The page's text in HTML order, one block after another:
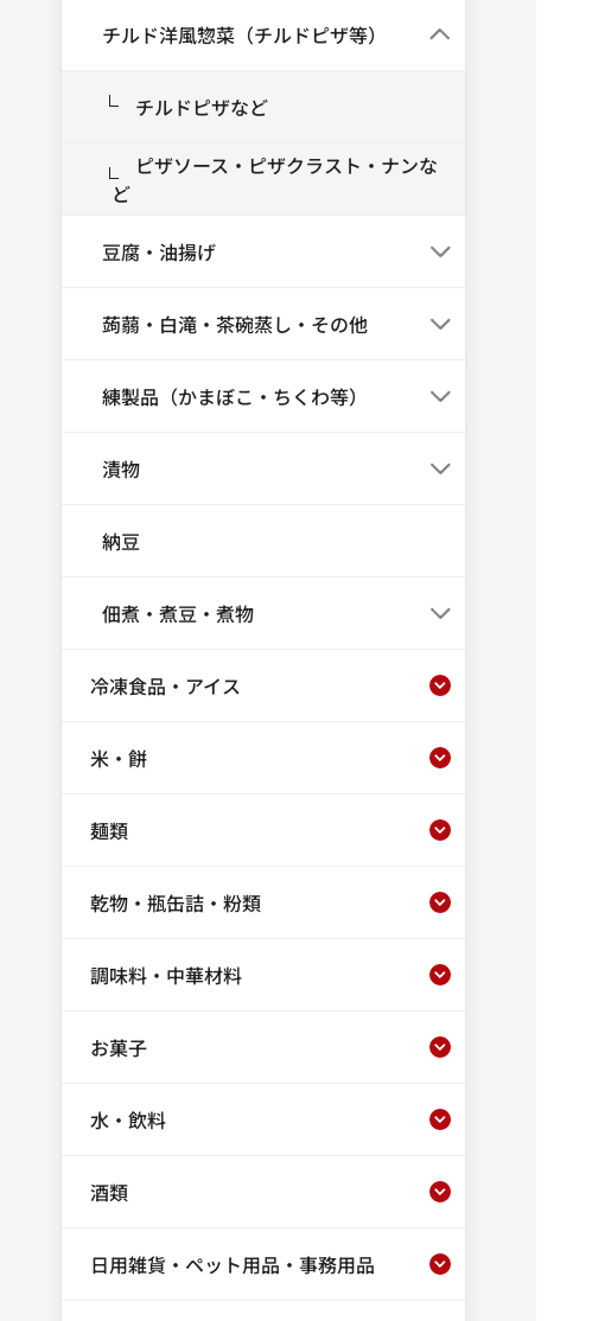
チルド洋風惣菜（チルドピザ等）
チルドピザなど
ピザソース・ピザクラスト・ナンな
ど
豆腐・油揚げ
蒟蒻・白滝・茶碗蒸し・その他
練製品（かまぼこ・ちくわ等）
漬物
納豆
佃煮・煮豆・煮物
冷凍食品・アイス
米・餅
麺類
乾物・瓶缶詰・粉類
調味料・中華材料
お菓子
水・飲料
酒類
日用雑貨・ペット用品・事務用品